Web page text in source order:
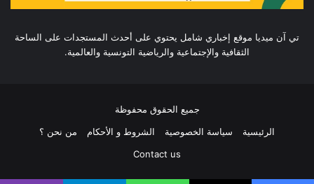
تي آن ميديا موقع إخباري شامل يحتوي على أحدث المستجدات على الساحة
الثقافية والإجتماعية والرياضية التونسية والعالمية.
جميع الحقوق محفوظة
الرئيسية
سياسة الخصوصية الشروط و الأحكام
من نحن ؟
Contact us